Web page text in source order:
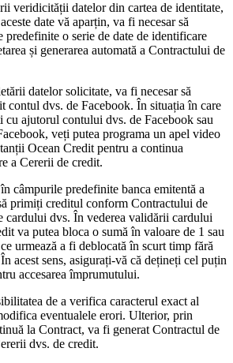
veridicității datelor din cartea de identitate,
date vă aparțin, va fi necesar să
o serie de date de identificare
și generarea automată a Contractului de
datelor solicitate, va fi necesar să
contul dvs. de Facebook. În situația în care
cu ajutorul contului dvs. de Facebook sau
veți putea programa un apel video
Ocean Credit pentru a continua
a Cererii de credit.
câmpurile predefinite banca emitentă a
primiți creditul conform Contractului de
cardului dvs. În vederea validării cardului
va putea bloca o sumă în valoare de 1 sau
urmează a fi deblocată în scurt timp fără
acest sens, asigurați-vă că dețineți cel puțin
accesarea împrumutului.
de a verifica caracterul exact al
eventualele erori. Ulterior, prin
la Contract, va fi generat Contractul de
dvs. de credit.